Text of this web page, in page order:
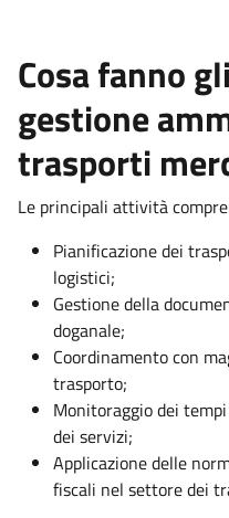
Cosa fanno
gestione
trasporti
Le principali attività
Pianificazione dei
logistici;
Gestione della
doganale;
Coordinamento con
trasporto;
Monitoraggio dei
dei servizi;
Applicazione delle
fiscali nel settore dei